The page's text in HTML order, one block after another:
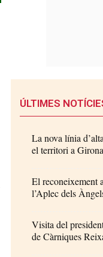
ÚLTIMES
La nova línia
el territori a Girona
El reconeixement
l’Aplec dels
Visita del
de Càrniques